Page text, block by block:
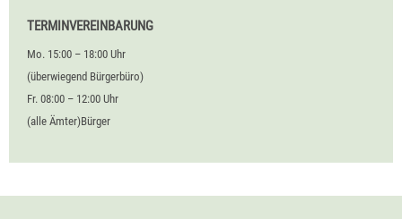
TERMINVEREINBARUNG
Mo. 15:00 – 18:00 Uhr
(überwiegend Bürgerbüro)
Fr. 08:00 – 12:00 Uhr
(alle Ämter)Bürger